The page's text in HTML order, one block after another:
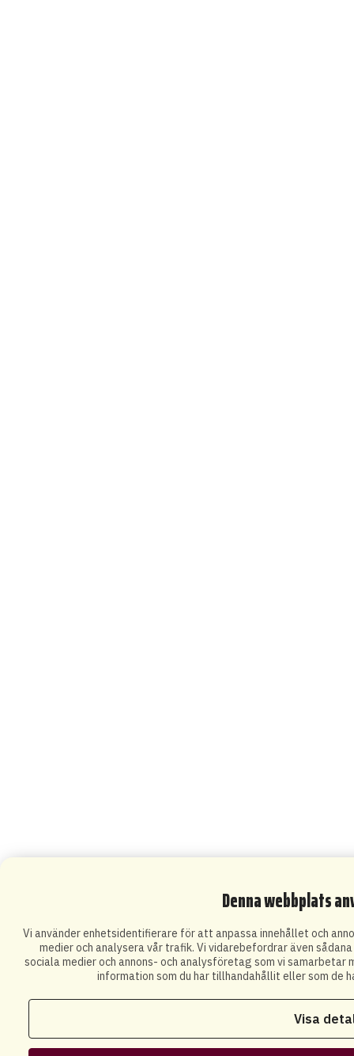
Denna webbplats
Vi använder enhetsidentifierare för att anpassa innehållet och
medier och analysera vår trafik. Vi vidarebefordrar även
sociala medier och annons- och analysföretag som vi samarbetar
information som du har tillhandahållit eller som de
Visa